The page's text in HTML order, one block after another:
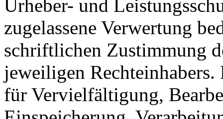
Urheber- und
zugelassene Verwertung
schriftlichen Zustimmung
jeweiligen
für Vervielfältigung,